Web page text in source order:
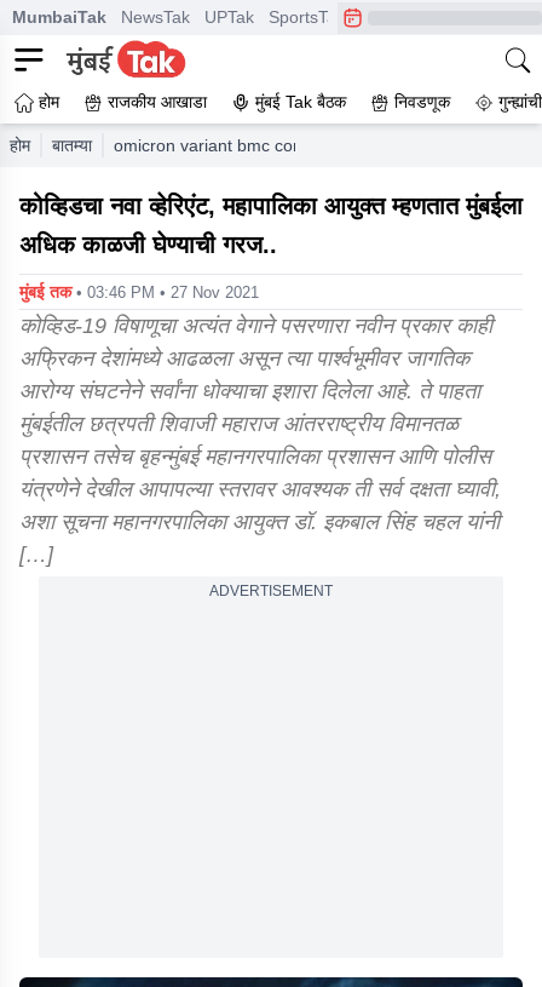
MumbaiTak NewsTak UPTak SportsTak CrimeTak
होम राजकीय आखाडा मुंबई Tak बैठक निवडणूक
होम बातम्या omicron variant bmc commissioner says mumbai
कोव्हिडचा नवा व्हेरिएंट, महापालिका आयुक्त म्हणतात मुंबईला
अधिक काळजी घेण्याची गरज..
मुंबई तक • 03:46 PM • 27 Nov 2021
कोव्हिड-19 विषाणूचा अत्यंत वेगाने पसरणारा नवीन प्रकार काही
अफ्रिकन देशांमध्ये आढळला असून त्या पार्श्वभूमीवर जागतिक
आरोग्य संघटनेने सर्वांना धोक्याचा इशारा दिलेला आहे. ते पाहता
मुंबईतील छत्रपती शिवाजी महाराज आंतरराष्ट्रीय विमानतळ
प्रशासन तसेच बृहन्मुंबई महानगरपालिका प्रशासन आणि पोलीस
यंत्रणेने देखील आपापल्या स्तरावर आवश्यक ती सर्व दक्षता घ्यावी,
अशा सूचना महानगरपालिका आयुक्त डॉ. इकबाल सिंह चहल यांनी
[…]
ADVERTISEMENT